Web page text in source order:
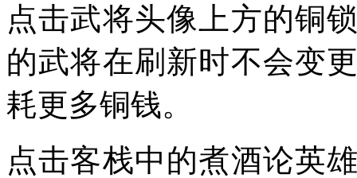
点击武将头像上方的铜
的武将在刷新时不会变
耗更多铜钱。
点击客栈中的煮酒论英